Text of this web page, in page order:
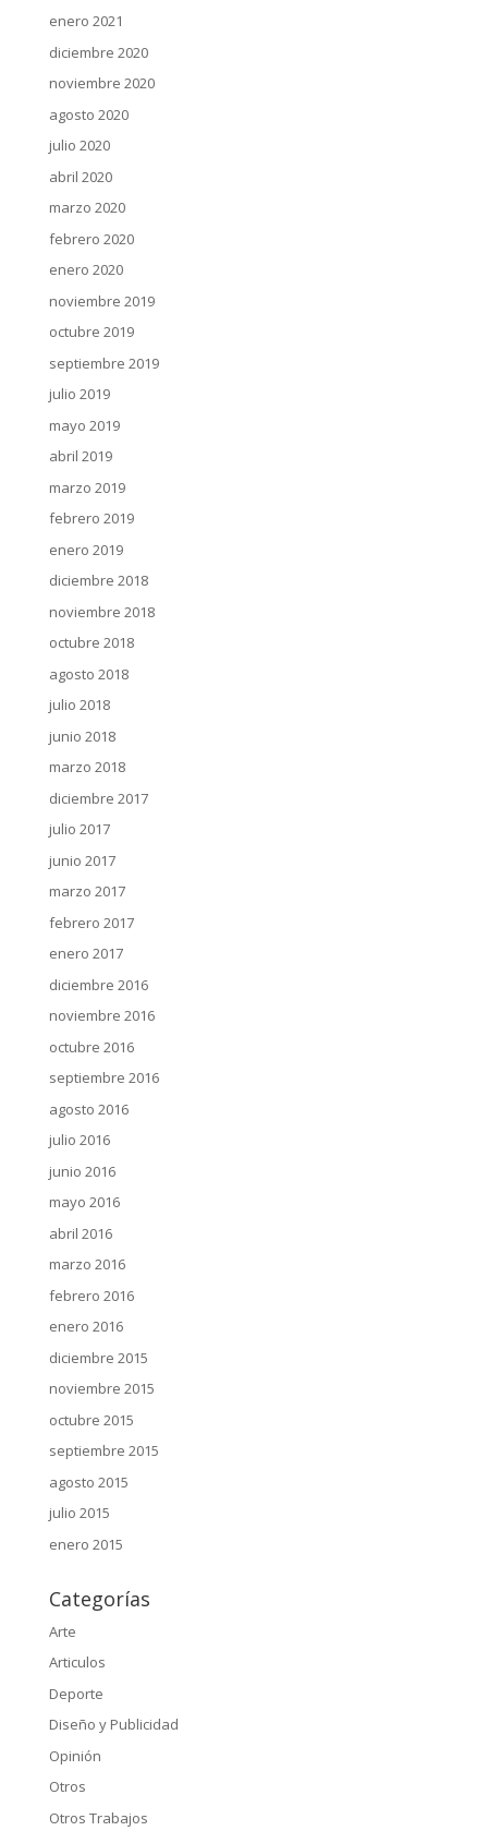
enero 2021
diciembre 2020
noviembre 2020
agosto 2020
julio 2020
abril 2020
marzo 2020
febrero 2020
enero 2020
noviembre 2019
octubre 2019
septiembre 2019
julio 2019
mayo 2019
abril 2019
marzo 2019
febrero 2019
enero 2019
diciembre 2018
noviembre 2018
octubre 2018
agosto 2018
julio 2018
junio 2018
marzo 2018
diciembre 2017
julio 2017
junio 2017
marzo 2017
febrero 2017
enero 2017
diciembre 2016
noviembre 2016
octubre 2016
septiembre 2016
agosto 2016
julio 2016
junio 2016
mayo 2016
abril 2016
marzo 2016
febrero 2016
enero 2016
diciembre 2015
noviembre 2015
octubre 2015
septiembre 2015
agosto 2015
julio 2015
enero 2015
Categorías
Arte
Articulos
Deporte
Diseño y Publicidad
Opinión
Otros
Otros Trabajos